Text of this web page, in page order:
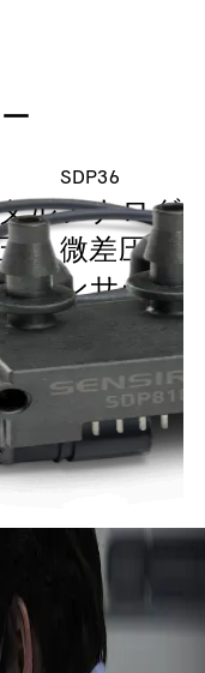
ル
セ
サー
SDP36
アナログ
微差圧セ
ンサー
（±500
Pa）
微差圧センサー